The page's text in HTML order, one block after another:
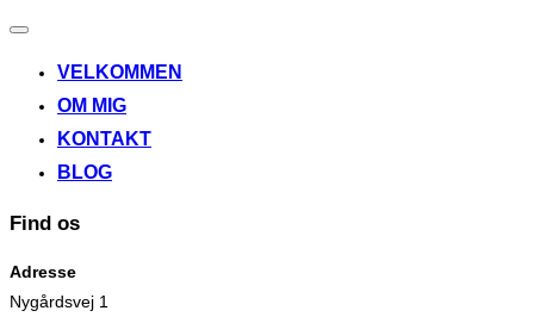
Slå
til/fra
VELKOMMEN
OM MIG
KONTAKT
BLOG
Find os
Adresse
Nygårdsvej 1